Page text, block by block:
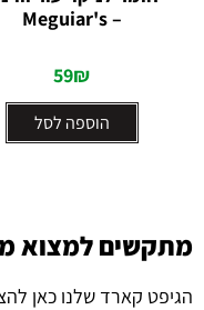
– Meguiar's
59₪
הוספה לסל
מתקשים למצוא
הגיפט קארד שלנו כאן